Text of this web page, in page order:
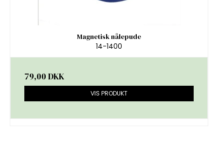
Magnetisk nålepude
14-1400
79,00 DKK
VIS PRODUKT